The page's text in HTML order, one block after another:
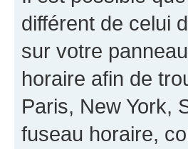
différent de celui
sur votre
horaire afin de
Paris, New York,
fuseau horaire,